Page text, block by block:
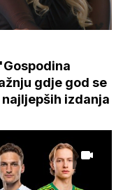
gdje god se
izdanja